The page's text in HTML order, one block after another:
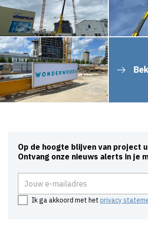
Op de hoogte blijven van project
Ontvang onze nieuws alerts in je
Ik ga akkoord met hetprivacy